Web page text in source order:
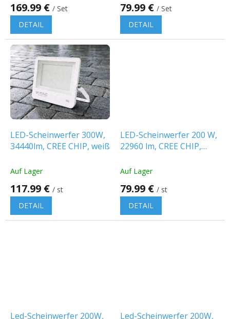
169.99 € / Set
DETAIL
79.99 € / Set
DETAIL
LED-Scheinwerfer 300W,
34440lm, CREE CHIP, weiß
Auf Lager
117.99 € / st
DETAIL
LED-Scheinwerfer 200 W,
22960 lm, CREE CHIP,
Auf Lager
79.99 € / st
DETAIL
Led-Scheinwerfer 200W,
Led-Scheinwerfer 200W,